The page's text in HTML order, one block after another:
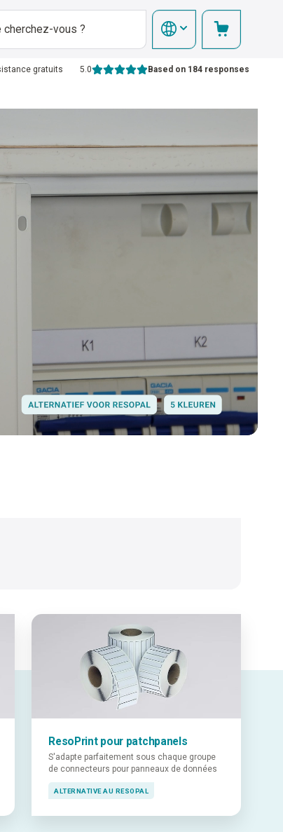
gratuits 5.0 Based on 184 responses
ResoPrint pour patchpanels
S'adapte parfaitement sous chaque groupe
de connecteurs pour panneaux de données
ALTERNATIVE AU RESOPAL